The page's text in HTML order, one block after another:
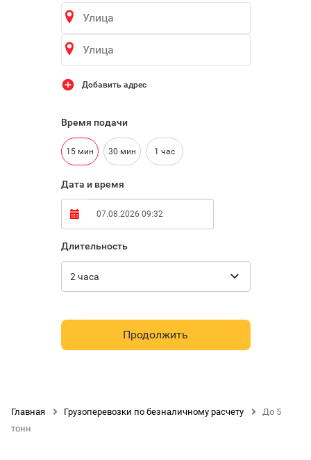
Добавить адрес
Время подачи
15 мин 30 мин 1 час
Дата и время
Длительность
2 часа 
Продолжить
Главная  Грузоперевозки по безналичному расчету 
До 5
тонн